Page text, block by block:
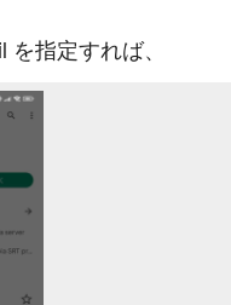
指定すれば、